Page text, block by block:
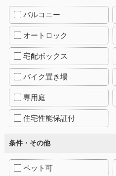
バルコニー
オートロック
宅配ボックス
バイク置き場
専用庭
住宅性能保証付
条件・その他
ペット可